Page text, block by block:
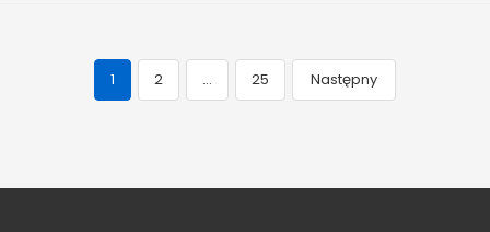
Navegação
posts
1 2 … 25 Następny